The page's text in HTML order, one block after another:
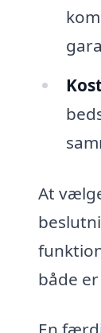
At
både